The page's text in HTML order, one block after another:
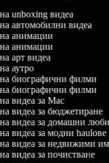
на unboxing видеа
на автомобилни видеа
на анимации
на анимации
арт видеа
аутро
на биографични филми
на биографични филми
на видеа за Mac
на видеа за бюджетиране
на видеа за домашни
на видеа за модни haulове
на видеа за недвижими
на видеа за почистване